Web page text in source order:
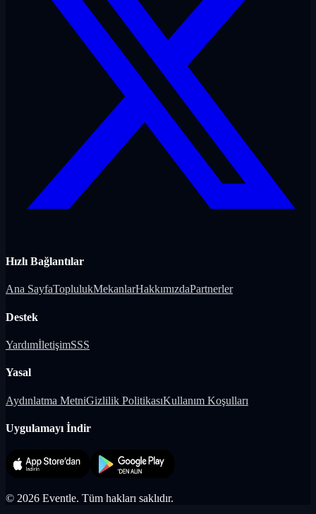
Hızlı Bağlantılar
Ana SayfaToplulukMekanlarHakkımızdaPartnerler
Destek
YardımİletişimSSS
Yasal
Aydınlatma MetniGizlilik PolitikasıKullanım Koşulları
Uygulamayı İndir
© 2026 Eventle. Tüm hakları saklıdır.